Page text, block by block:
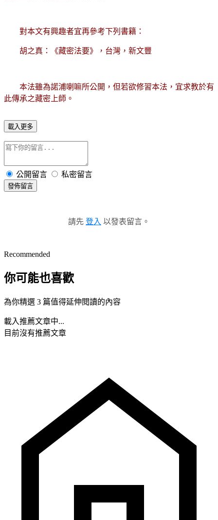
對本文有興趣者宜再參考下列書籍：
胡之真：《藏密法要》，台灣，新文豐
本法雖為諾浦喇嘛所公開，但若欲修習本法，宜求教於有
此傳承之藏密上師。
載入更多
公開留言 私密留言
發佈留言
請先 登入 以發表留言。
Recommended
你可能也喜歡
為你精選 3 篇值得延伸閱讀的內容
載入推薦文章中...
目前沒有推薦文章